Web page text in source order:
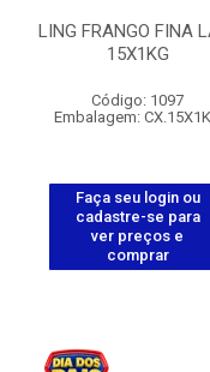
LING FRANGO FINA
15X1KG
Código: 1097
Embalagem:
Faça seu login ou
cadastre-se para
ver preços e
comprar